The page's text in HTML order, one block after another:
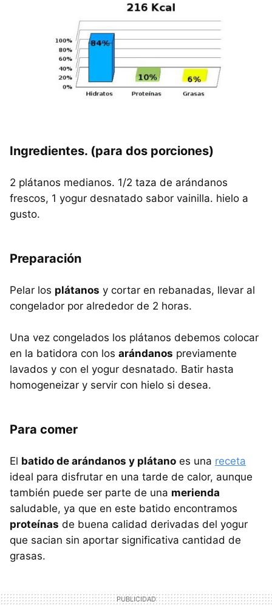
Ingredientes. (para dos porciones)
2 plátanos medianos. 1/2 taza de arándanos
frescos, 1 yogur desnatado sabor vainilla. hielo a
gusto.
Preparación
Pelar los plátanos y cortar en rebanadas, llevar al
congelador por alrededor de 2 horas.
Una vez congelados los plátanos debemos colocar
en la batidora con los arándanos previamente
lavados y con el yogur desnatado. Batir hasta
homogeneizar y servir con hielo si desea.
Para comer
El batido de arándanos y plátano es una receta
ideal para disfrutar en una tarde de calor, aunque
también puede ser parte de una merienda
saludable, ya que en este batido encontramos
proteínas de buena calidad derivadas del yogur
que sacian sin aportar significativa cantidad de
grasas.